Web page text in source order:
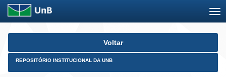
Skip
Voltar
REPOSITÓRIO INSTITUCIONAL DA UNB